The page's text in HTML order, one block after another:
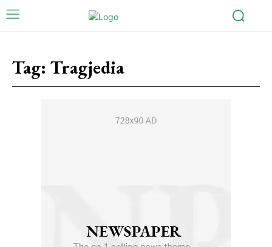
Tag: Tragjedia